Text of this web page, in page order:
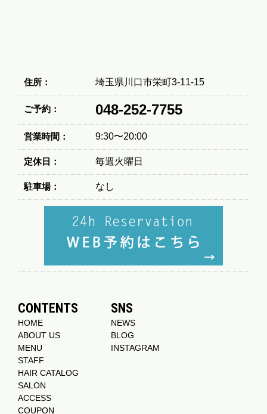
住所： 埼玉県川口市栄町3-11-15
ご予約： 048-252-7755
営業時間： 9:30〜20:00
定休日： 毎週火曜日
駐車場： なし
CONTENTS
HOME
ABOUT US
MENU
STAFF
HAIR CATALOG
SALON
ACCESS
COUPON
SNS
NEWS
BLOG
INSTAGRAM